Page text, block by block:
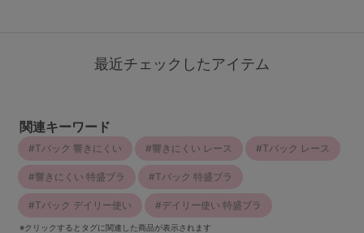
最近チェックしたアイテム
関連キーワード
Tバック 響きにくい 響きにくい レース Tバック レース
響きにくい 特盛ブラ Tバック 特盛ブラ
Tバック デイリー使い デイリー使い 特盛ブラ
※クリックするとタグに関連した商品が表示されます